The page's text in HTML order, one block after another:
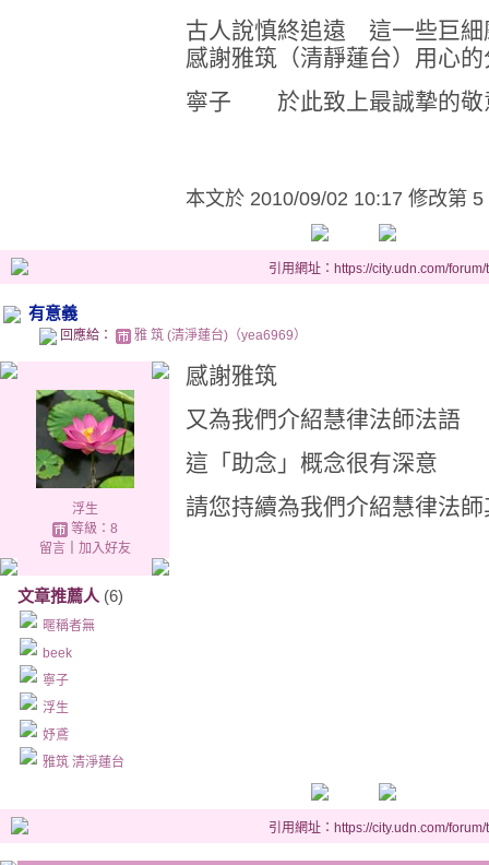
古人說慎終追遠 這一些巨
感謝雅筑（清靜蓮台）用心
寧子 於此致上最誠摯的敬
本文於 2010/09/02 10:17 修改第 5
引用網址：https://city.udn.com/
有意義
回應給： 雅 筑 (清淨蓮台)（yea6969）
浮生
等級：8
留言｜ 加入好友
文章推薦人 (6)
暱稱者無
beek
寧子
浮生
妤鳶
雅筑 清淨蓮台
感謝雅筑
又為我們介紹慧律法師法語
這「助念」概念很有深意
請您持續為我們介紹慧律法
引用網址：https://city.udn.com/